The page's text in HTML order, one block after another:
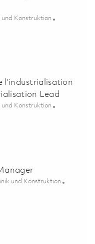
und Konstruktion
Industrialisation avancée /
l’industrialisation
Lead
und Konstruktion
principal(e) de
und Konstruktion
| Project Manager